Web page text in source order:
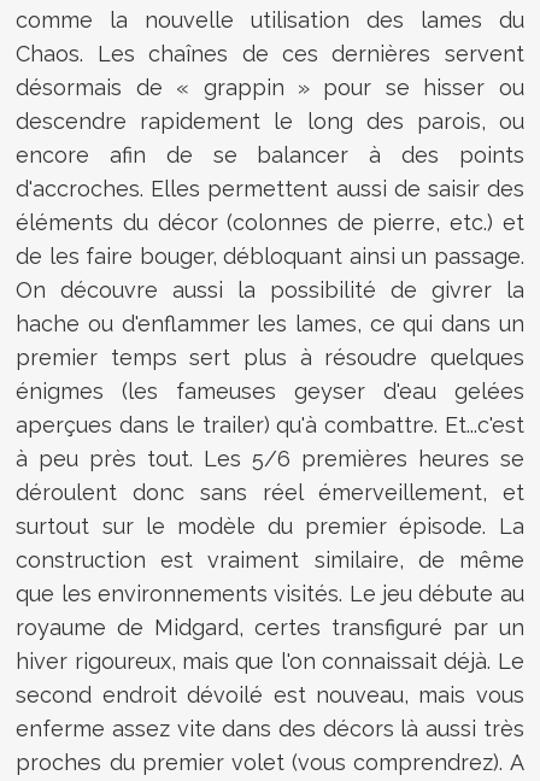
comme la nouvelle utilisation des lames du
Chaos. Les chaînes de ces dernières servent
désormais de « grappin » pour se hisser ou
descendre rapidement le long des parois, ou
encore afin de se balancer à des points
d'accroches. Elles permettent aussi de saisir des
éléments du décor (colonnes de pierre, etc.) et
de les faire bouger, débloquant ainsi un passage.
On découvre aussi la possibilité de givrer la
hache ou d'enflammer les lames, ce qui dans un
premier temps sert plus à résoudre quelques
énigmes (les fameuses geyser d'eau gelées
aperçues dans le trailer) qu'à combattre. Et...c'est
à peu près tout. Les 5/6 premières heures se
déroulent donc sans réel émerveillement, et
surtout sur le modèle du premier épisode. La
construction est vraiment similaire, de même
que les environnements visités. Le jeu débute au
royaume de Midgard, certes transfiguré par un
hiver rigoureux, mais que l'on connaissait déjà. Le
second endroit dévoilé est nouveau, mais vous
enferme assez vite dans des décors là aussi très
proches du premier volet (vous comprendrez). A